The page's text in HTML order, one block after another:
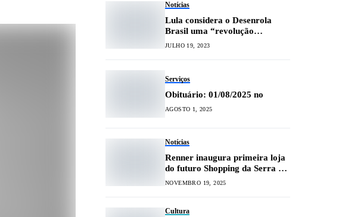
Notícias
Lula considera o Desenrola
Brasil uma “revolução
extraordinária”
JULHO 19, 2023
Serviços
Obituário: 01/08/2025 no
AGOSTO 1, 2025
Notícias
Renner inaugura primeira loja
do futuro Shopping da Serra dia
28
NOVEMBRO 19, 2025
Cultura